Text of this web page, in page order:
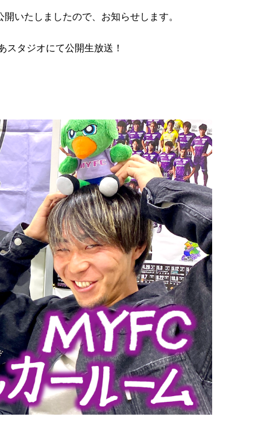
いたしましたので、お知らせします。
タジオにて公開生放送！